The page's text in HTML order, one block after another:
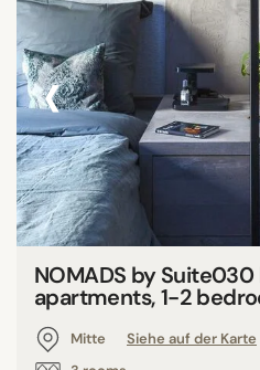
‹
NOMADS by Suite030
apartments, 1-2
Mitte
Siehe auf der Karte